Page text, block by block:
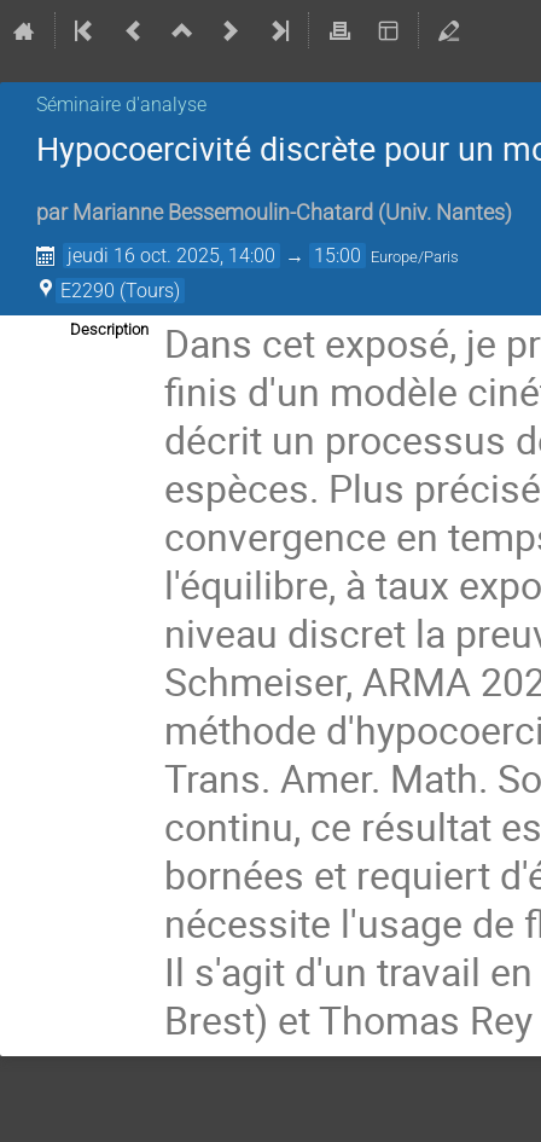
Séminaire d'analyse
Hypocoercivité discrète pour un
par Marianne Bessemoulin-Chatard (Univ. Nantes)
jeudi 16 oct. 2025, 14:00 → 15:00 Europe/Paris
E2290 (Tours)
Description
Dans cet exposé, je
finis d'un modèle
décrit un processus
espèces. Plus
convergence en
l'équilibre, à taux
niveau discret la
Schmeiser, ARMA
méthode
Trans. Amer. Math.
continu, ce résultat
bornées et requiert
nécessite l'usage de
Il s'agit d'un travail
Brest) et Thomas